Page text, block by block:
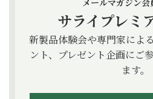
サライプレミ
新製品体験会や専門家によ
ント、プレゼント企画にご
ます。